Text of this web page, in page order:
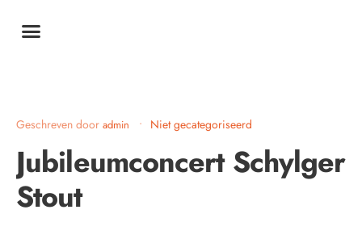
Geschreven door admin • Niet gecategoriseerd
Jubileumconcert Schylger
Stout